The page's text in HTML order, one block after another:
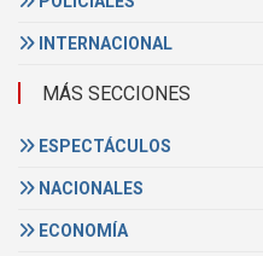
INTERNACIONAL
MÁS SECCIONES
ESPECTÁCULOS
NACIONALES
ECONOMÍA